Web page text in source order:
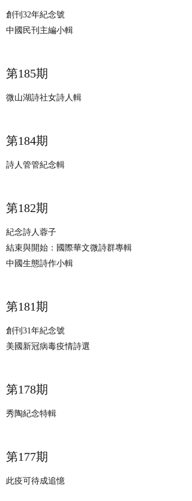
創刊32年紀念號
中國民刊主編小輯
第185期
微山湖詩社女詩人輯
第184期
詩人管管紀念輯
第182期
紀念詩人蓉子
結束與開始：國際華文微詩群專輯
中國生態詩作小輯
​第181期
創刊31年紀念號
美國新冠病毒疫情詩選
​​第178期
秀陶紀念特輯
第177期
此疫可待成追憶